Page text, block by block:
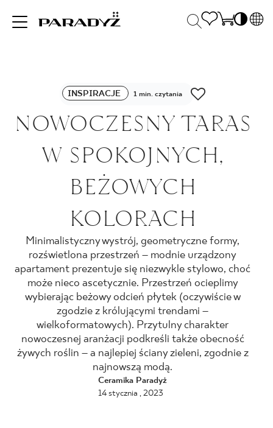
UK
RU
INSPIRACJE
PRODUKTY
KOLEKCJE
DLA BIZNESU
BLOG
GDZIE KUPIĆ
O NAS
KARIERA
INSPIRACJE 1 min. czytania
NOWOCZESNY TARAS
W SPOKOJNYCH,
BEŻOWYCH
KOLORACH
Minimalistyczny wystrój, geometryczne formy,
rozświetlona przestrzeń – modnie urządzony
apartament prezentuje się niezwykle stylowo, choć
może nieco ascetycznie. Przestrzeń ocieplimy
wybierając beżowy odcień płytek (oczywiście w
zgodzie z królującymi trendami –
wielkoformatowych). Przytulny charakter
nowoczesnej aranżacji podkreśli także obecność
żywych roślin – a najlepiej ściany zieleni, zgodnie z
najnowszą modą.
Ceramika Paradyż
14 stycznia , 2023